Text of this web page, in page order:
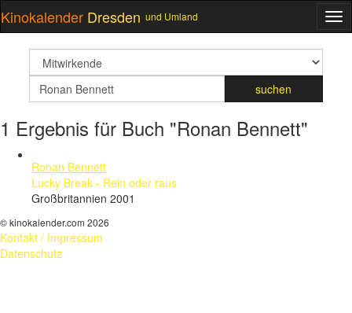
Kinokalender Dresden und Umland
suchfeld
Suchbegriff
suchen
1 Ergebnis für Buch "Ronan Bennett"
Ronan Bennett
Lucky Break - Rein oder raus
Großbritannien 2001
© kinokalender.com 2026
Kontakt / Impressum
Datenschutz